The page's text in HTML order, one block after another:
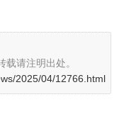
载请注明出处。
2025/04/12766.html